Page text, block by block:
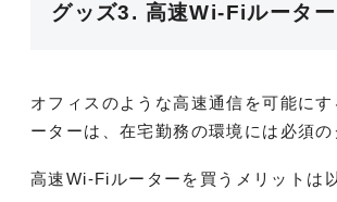
グッズ3. 高速Wi-Fiルーター
オフィスのような高速通信を可能に
ーターは、在宅勤務の環境には必須の
高速Wi-Fiルーターを買うメリットは